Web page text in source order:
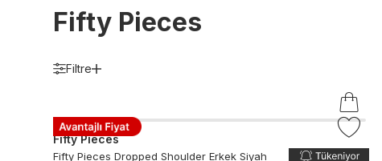
Fifty Pieces
Filtre
Fifty Pieces
Fifty Pieces Dropped Shoulder Erkek Siyah